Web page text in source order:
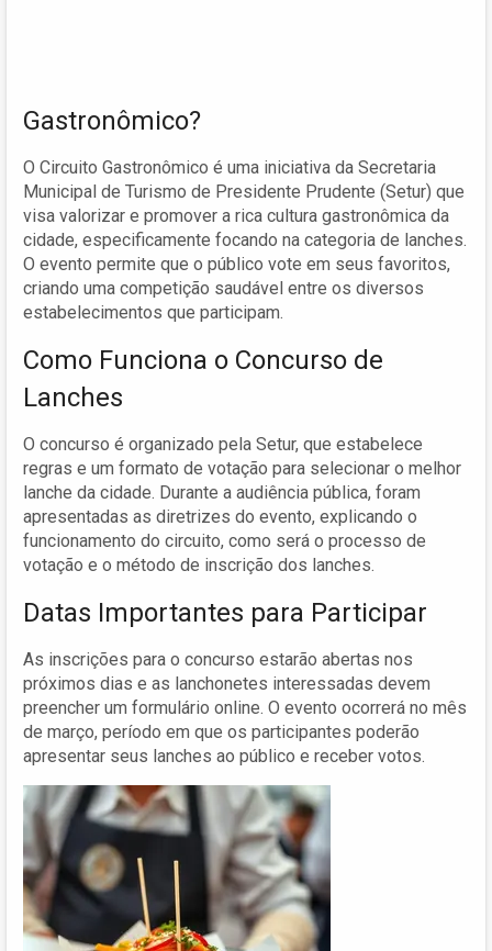
Gastronômico?
O Circuito Gastronômico é uma iniciativa da Secretaria
Municipal de Turismo de Presidente Prudente (Setur) que
visa valorizar e promover a rica cultura gastronômica da
cidade, especificamente focando na categoria de lanches.
O evento permite que o público vote em seus favoritos,
criando uma competição saudável entre os diversos
estabelecimentos que participam.
Como Funciona o Concurso de
Lanches
O concurso é organizado pela Setur, que estabelece
regras e um formato de votação para selecionar o melhor
lanche da cidade. Durante a audiência pública, foram
apresentadas as diretrizes do evento, explicando o
funcionamento do circuito, como será o processo de
votação e o método de inscrição dos lanches.
Datas Importantes para Participar
As inscrições para o concurso estarão abertas nos
próximos dias e as lanchonetes interessadas devem
preencher um formulário online. O evento ocorrerá no mês
de março, período em que os participantes poderão
apresentar seus lanches ao público e receber votos.